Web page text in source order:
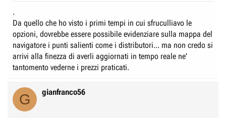
s
c
u
s
i
o
n
i
o
.
Da quello che ho visto i primi tempi in cui sfruculliavo le
opzioni, dovrebbe essere possibile evidenziare sulla mappa del
navigatore i punti salienti come i distributori... ma non credo si
arrivi alla finezza di averli aggiornati in tempo reale ne'
tantomento vederne i prezzi praticati.
G gianfranco56